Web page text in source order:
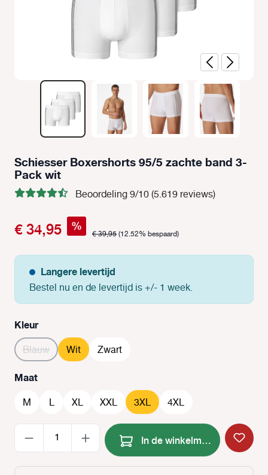
Schiesser Boxershorts 95/5 zachte band 3-
Pack wit
Beoordeling 9/10 (5.619 reviews)
€ 34,95 % € 39,95(12.52% bespaard)
Langere levertijd
Bestel nu en de levertijd is +/- 1 week.
Selecteer
Kleur
Blauw(Deze optie is momenteel niet beschikbaar.)
Wit Zwart
Selecteer
Maat
M L XL XXL 3XL 4XL
Producthoeveelheid: Voer
In de winkelmand